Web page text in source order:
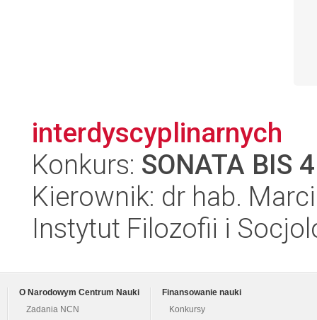
interdyscyplinarnych
Konkurs: SONATA BIS 4
Kierownik: dr hab.
Instytut Filozofii i
O Narodowym Centrum Nauki
Zadania NCN
Finansowanie nauki
Konkursy